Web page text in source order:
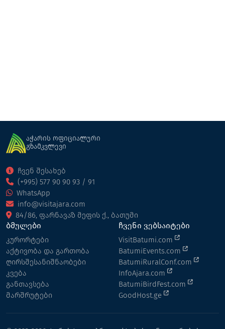
აჭარის ოფიციალური
გზამკვლევი
ჩვენ შესახებ
(+995) 577 90 90 93 / 91
WhatsApp
info@visitajara.com
84/86, ფარნავაზ მეფის ქ., ბათუმი
ბმულები
კურორტები
აქტივობა და გართობა
ღირსშესანიშნაობები
კვება
განთავსება
მარშრუტები
ჩვენი ვებსაიტები
VisitBatumi.com
BatumiEvents.com
BatumiRuralConf.com
InfoAjara.com
BatumiBirdFest.com
GoodHost.ge